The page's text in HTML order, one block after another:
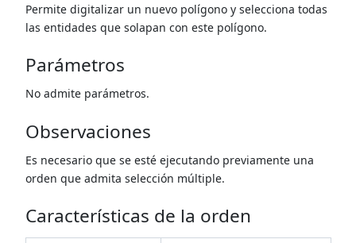
Permite digitalizar un nuevo polígono y selecciona todas
las entidades que solapan con este polígono.
Parámetros
No admite parámetros.
Observaciones
Es necesario que se esté ejecutando previamente una
orden que admita selección múltiple.
Características de la orden